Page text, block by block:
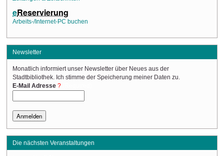
eReservierung
Arbeits-/Internet-PC buchen
Newsletter
Monatlich informiert unser Newsletter über Neues aus der
Stadtbibliothek. Ich stimme der Speicherung meiner Daten zu.
E-Mail Adresse
Die nächsten Veranstaltungen